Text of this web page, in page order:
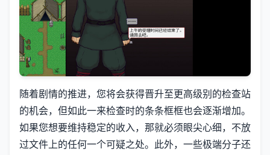
随着剧情的推进，您将会获得晋升至更高级别的检查站
的机会，但如此一来检查时的条条框框也会逐渐增加。
如果您想要维持稳定的收入，那就必须眼尖心细，不放
过文件上的任何一个可疑之处。此外，一些极端分子还